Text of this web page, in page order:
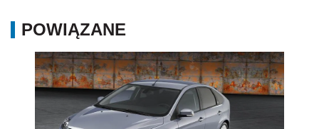
POWIĄZANE